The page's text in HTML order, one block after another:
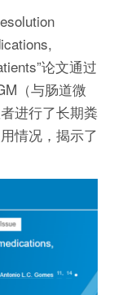
论文通过
（与肠道微
进行了长期粪
情况，揭示了